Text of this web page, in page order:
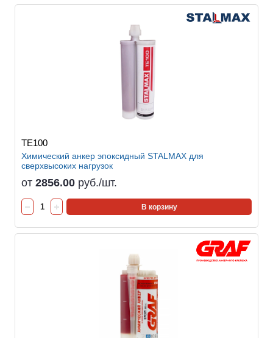
TE100
Химический анкер эпоксидный STALMAX для
сверхвысоких нагрузок
от 2856.00 руб./шт.
В корзину